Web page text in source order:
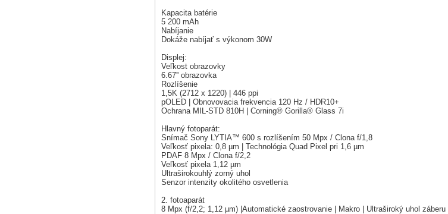
Kapacita batérie
5 200 mAh
Nabíjanie
Dokáže nabíjať s výkonom 30W
Displej:
Veľkost obrazovky
6.67'' obrazovka
Rozlíšenie
1,5K (2712 x 1220) | 446 ppi
pOLED | Obnovovacia frekvencia 120 Hz / HDR10+
Ochrana MIL-STD 810H | Corning® Gorilla® Glass 7i
Hlavný fotoparát:
Snímač Sony LYTIA™ 600 s rozlíšením 50 Mpx / Clona f/1,8
Veľkosť pixela: 0,8 µm | Technológia Quad Pixel pri 1,6 µm
PDAF 8 Mpx / Clona f/2,2
Veľkosť pixela 1,12 µm
Ultraširokouhlý zorný uhol
Senzor intenzity okolitého osvetlenia
2. fotoaparát
8 Mpx (f/2,2; 1,12 µm) |Automatické zaostrovanie | Makro | Ultraširoký uhol záberu